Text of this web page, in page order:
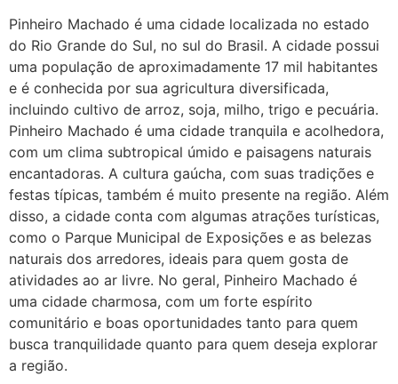
Pinheiro Machado é uma cidade localizada no estado
do Rio Grande do Sul, no sul do Brasil. A cidade possui
uma população de aproximadamente 17 mil habitantes
e é conhecida por sua agricultura diversificada,
incluindo cultivo de arroz, soja, milho, trigo e pecuária.
Pinheiro Machado é uma cidade tranquila e acolhedora,
com um clima subtropical úmido e paisagens naturais
encantadoras. A cultura gaúcha, com suas tradições e
festas típicas, também é muito presente na região. Além
disso, a cidade conta com algumas atrações turísticas,
como o Parque Municipal de Exposições e as belezas
naturais dos arredores, ideais para quem gosta de
atividades ao ar livre. No geral, Pinheiro Machado é
uma cidade charmosa, com um forte espírito
comunitário e boas oportunidades tanto para quem
busca tranquilidade quanto para quem deseja explorar
a região.
Helly
(1999997****
em http://www.proaborto.com)
Eu estou preparada em varias
áreas mas psicologicamente p ter
sozinha nao estou
22/05/2026 17:09:20
Helly
(1999997****
em http://www.proaborto.com)
Entao q seja
22/05/2026 17:09:25
G (1199866**** em
http://www.proaborto.com)